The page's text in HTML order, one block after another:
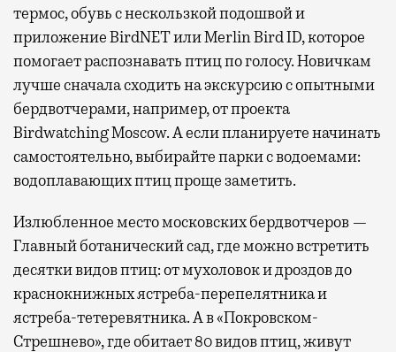
термос, обувь с нескользкой подошвой и
приложение BirdNET или Merlin Bird ID, которое
помогает распознавать птиц по голосу. Новичкам
лучше сначала сходить на экскурсию с опытными
бердвотчерами, например, от проекта
Birdwatching Moscow. А если планируете начинать
самостоятельно, выбирайте парки с водоемами:
водоплавающих птиц проще заметить.
Излюбленное место московских бердвотчеров —
Главный ботанический сад, где можно встретить
десятки видов птиц: от мухоловок и дроздов до
краснокнижных ястреба-перепелятника и
ястреба-тетеревятника. А в «Покровском-
Стрешнево», где обитает 80 видов птиц, живут